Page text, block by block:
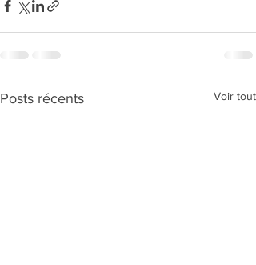
Posts récents Voir tout